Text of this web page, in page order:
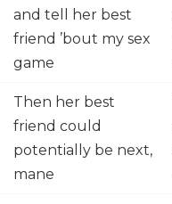
and tell her best
friend ’bout my sex
game
Then her best
friend could
potentially be next,
mane